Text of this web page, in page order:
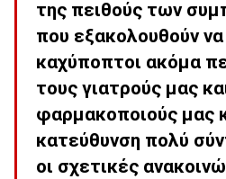
της πειθούς των
που εξακολουθούν να
καχύποπτοι ακόμα
τους γιατρούς μας
φαρμακοποιούς μας
κατεύθυνση πολύ
οι σχετικές